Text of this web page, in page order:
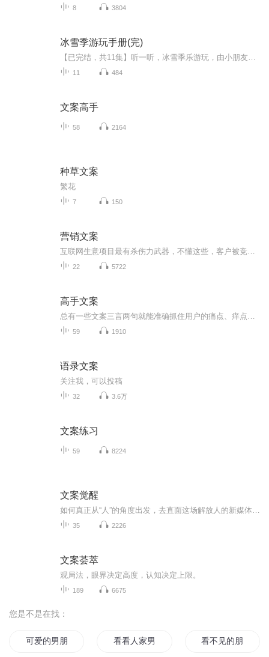
8 3804
冰雪季游玩手册(完)
11 484
文案高手
58 2164
种草文案
繁花
7 150
营销文案
22 5722
高手文案
59 1910
语录文案
关注我，可以投稿
32 3.6万
文案练习
59 8224
文案觉醒
35 2226
文案荟萃
观局️法，眼界决定高度，认知决定上限。
189 6675
您是不是在找：
可爱的男朋友 看看人家男朋友 看不见的朋友们